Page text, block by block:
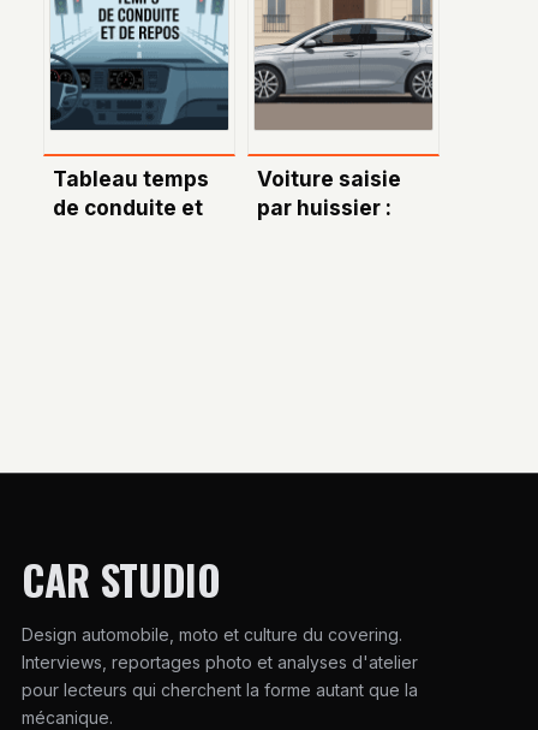
camping-car Fiat
Ducato : guide
complet et
conseils
pratiques
bien choisir et
comprendre ce
modèle
Tableau temps
de conduite et
Voiture saisie
par huissier :
CAR STUDIO
Design automobile, moto et culture du covering.
Interviews, reportages photo et analyses d'atelier
pour lecteurs qui cherchent la forme autant que la
mécanique.